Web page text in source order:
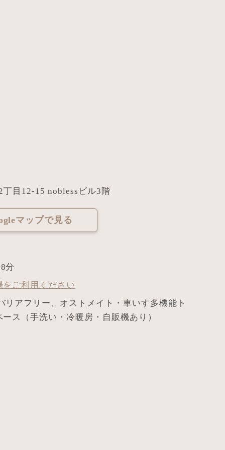
目12-15 noblessビル3階
マップで見る
分
ご利用ください
リアフリー、オストメイト・車いす多機能ト
ス（手洗い・冷暖房・自販機あり）